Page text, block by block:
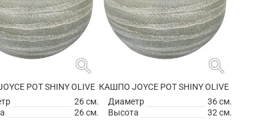
search
POT SHINY OLIVE
26 см.
26 см.
search
КАШПО JOYCE POT SHINY OLIVE
Диаметр
36 см.
Высота
32 см.